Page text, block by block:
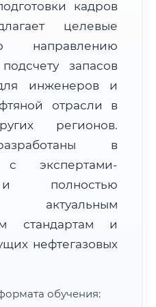
ФИС ФРДО
увеличения и просмотра
кадров
целевые
направлению
запасов
инженеров и
отрасли в
регионов.
в
с экспертами-
полностью
актуальным
стандартам и
нефтегазовых
обучения: